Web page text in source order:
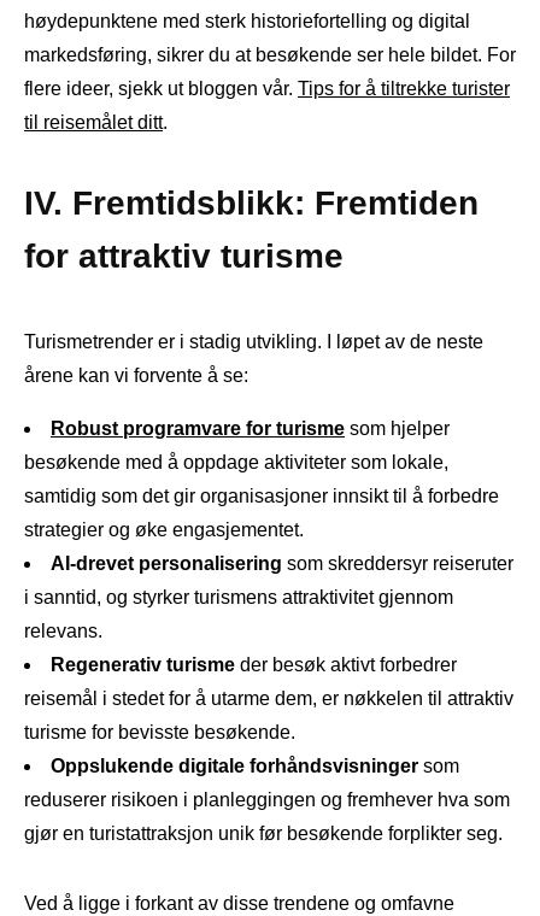
høydepunktene med sterk historiefortelling og digital
markedsføring, sikrer du at besøkende ser hele bildet. For
flere ideer, sjekk ut bloggen vår. Tips for å tiltrekke turister
til reisemålet ditt.
IV. Fremtidsblikk: Fremtiden
for attraktiv turisme
Turismetrender er i stadig utvikling. I løpet av de neste
årene kan vi forvente å se:
Robust programvare for turisme som hjelper
besøkende med å oppdage aktiviteter som lokale,
samtidig som det gir organisasjoner innsikt til å forbedre
strategier og øke engasjementet.
AI-drevet personalisering som skreddersyr reiseruter
i sanntid, og styrker turismens attraktivitet gjennom
relevans.
Regenerativ turisme der besøk aktivt forbedrer
reisemål i stedet for å utarme dem, er nøkkelen til attraktiv
turisme for bevisste besøkende.
Oppslukende digitale forhåndsvisninger som
reduserer risikoen i planleggingen og fremhever hva som
gjør en turistattraksjon unik før besøkende forplikter seg.
Ved å ligge i forkant av disse trendene og omfavne